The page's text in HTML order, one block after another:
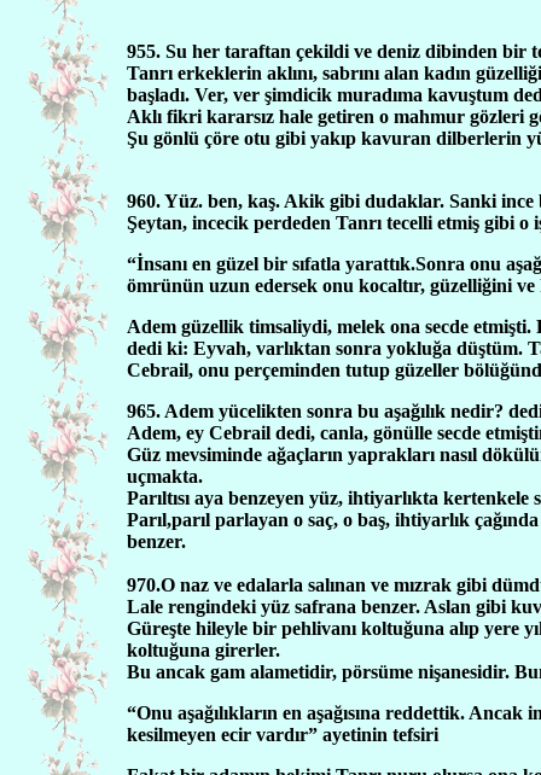
955. Su her taraftan çekildi ve deniz dibinden bir
Tanrı erkeklerin aklını, sabrını alan kadın
başladı. Ver, ver şimdicik muradıma kavuştum
Aklı fikri kararsız hale getiren o mahmur gözleri
Şu gönlü çöre otu gibi yakıp kavuran dilberlerin
960. Yüz. ben, kaş. Akik gibi dudaklar. Sanki ince
Şeytan, incecik perdeden Tanrı tecelli etmiş gibi
“İnsanı en güzel bir sıfatla yarattık.Sonra onu
ömrünün uzun edersek onu kocaltır, güzelliğini
Adem güzellik timsaliydi, melek ona secde
dedi ki: Eyvah, varlıktan sonra yokluğa düştüm.
Cebrail, onu perçeminden tutup güzeller
965. Adem yücelikten sonra bu aşağılık nedir?
Adem, ey Cebrail dedi, canla, gönülle secde
Güz mevsiminde ağaçların yaprakları nasıl
uçmakta.
Parıltısı aya benzeyen yüz, ihtiyarlıkta kertenkele
Parıl,parıl parlayan o saç, o baş, ihtiyarlık
benzer.
970.O naz ve edalarla salınan ve mızrak gibi
Lale rengindeki yüz safrana benzer. Aslan gibi
Güreşte hileyle bir pehlivanı koltuğuna alıp yere
koltuğuna girerler.
Bu ancak gam alametidir, pörsüme nişanesidir.
“Onu aşağılıkların en aşağısına reddettik.
kesilmeyen ecir vardır” ayetinin tefsiri